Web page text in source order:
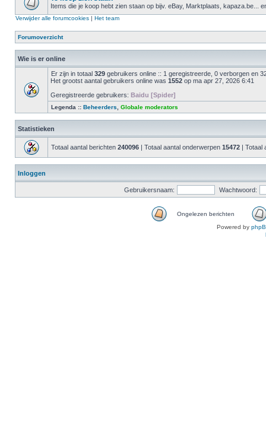
Items die je koop hebt zien staan op bijv. eBay, Marktplaats, kapaza.be...
Verwijder alle forumcookies | Het team
Forumoverzicht
Wie is er online
Er zijn in totaal 329 gebruikers online :: 1 geregistreerde, 0 verborgen en
Het grootst aantal gebruikers online was 1552 op ma apr 27, 2026 6:41
Geregistreerde gebruikers: Baidu [Spider]
Legenda :: Beheerders Globale moderators
Statistieken
Totaal aantal berichten 240096 | Totaal aantal onderwerpen 15472 | Totaal
Inloggen
Gebruikersnaam: Wachtwoord:
Ongelezen berichten
Powered by